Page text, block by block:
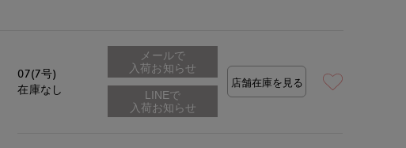
07(7号)
在庫なし
メールで
入荷お知らせ
店舗在庫を見る